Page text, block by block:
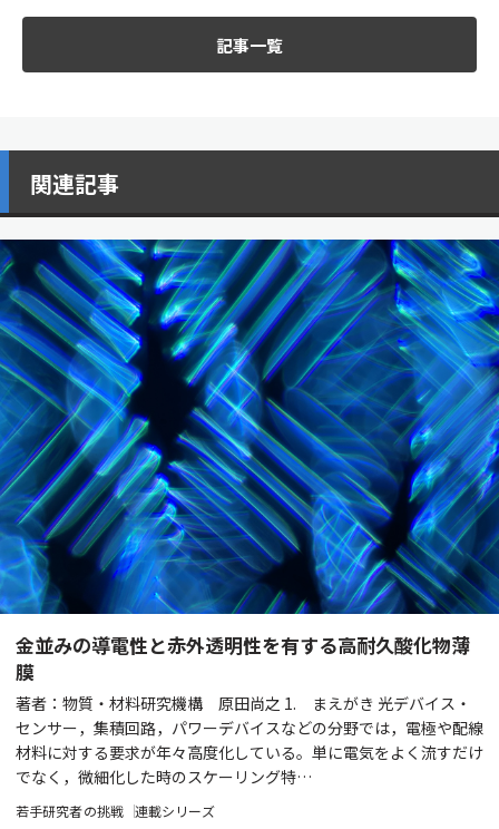
記事一覧
関連記事
金並みの導電性と赤外透明性を有する高耐久酸化物薄
膜
著者：物質・材料研究機構 原田尚之 1. まえがき 光デバイス・
センサー，集積回路，パワーデバイスなどの分野では，電極や配線
材料に対する要求が年々高度化している。単に電気をよく流すだけ
でなく，微細化した時のスケーリング特…
若手研究者の挑戦 連載シリーズ